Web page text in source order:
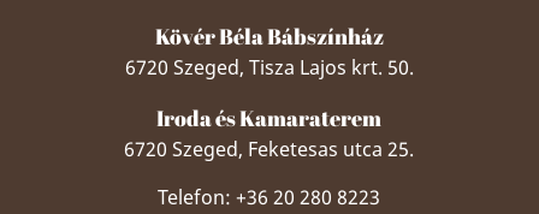
Kövér Béla Bábszínház
6720 Szeged, Tisza Lajos krt. 50.
Iroda és Kamaraterem
6720 Szeged, Feketesas utca 25.
Telefon: +36 20 280 8223